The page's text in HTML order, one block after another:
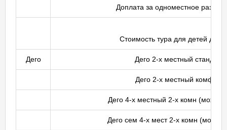
Доплата за одноместное
Стоимость тура для детей до
Дего Дего 2-х местный стандарт
Дего 2-х местный комфорт
Дего 4-х местный 2-х комн (можно
Дего сем 4-х мест 2-х комн (можно